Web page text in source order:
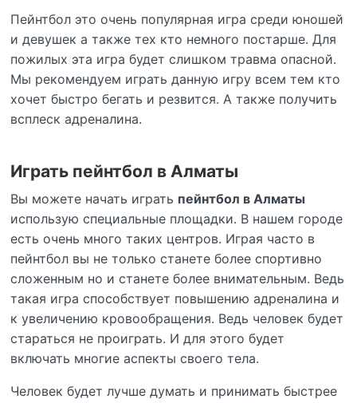
Пейнтбол это очень популярная игра среди юношей
и девушек а также тех кто немного постарше. Для
пожилых эта игра будет слишком травма опасной.
Мы рекомендуем играть данную игру всем тем кто
хочет быстро бегать и резвится. А также получить
всплеск адреналина.
Играть пейнтбол в Алматы
Вы можете начать играть пейнтбол в Алматы
использую специальные площадки. В нашем городе
есть очень много таких центров. Играя часто в
пейнтбол вы не только станете более спортивно
сложенным но и станете более внимательным. Ведь
такая игра способствует повышению адреналина и
к увеличению кровообращения. Ведь человек будет
стараться не проиграть. И для этого будет
включать многие аспекты своего тела.
Человек будет лучше думать и принимать быстрее